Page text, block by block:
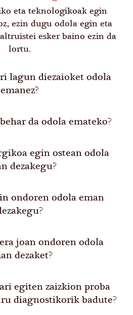
eta teknologikoak egin
ezin dugu odola egin eta
eskerbaino ezin da
lortu.
lagun diezaioket odola
emanez?
da odola emateko?
egin ostean odola
dezakegu?
ondoren odola eman
joan ondoren odola
dezaket?
egiten zaizkion proba
diagnostikorik badute?